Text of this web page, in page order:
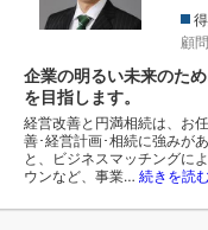
顧
企業の明るい未来のた
を目指します。
経営改善と円満相続は、お
善･経営計画･相続に強みが
と、ビジネスマッチングに
ウンなど、事業… 続きを読